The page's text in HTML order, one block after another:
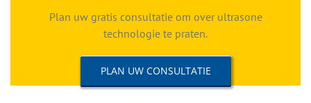
Plan uw gratis consultatie om over ultrasone
technologie te praten.
PLAN UW CONSULTATIE